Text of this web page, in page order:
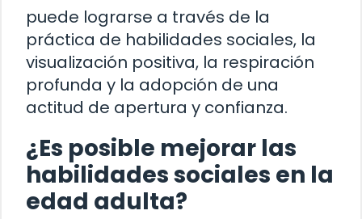
puede lograrse a través de la
práctica de habilidades sociales, la
visualización positiva, la respiración
profunda y la adopción de una
actitud de apertura y confianza.
¿Es posible mejorar las
habilidades sociales en la
edad adulta?